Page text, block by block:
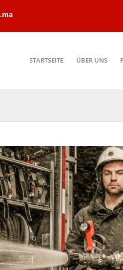
STARTSEITE ÜBER UNS